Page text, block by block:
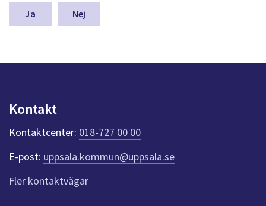
a
n
k
t
e
r
f
ö
r
Nej
Kontakt
Kontaktcenter: 018-727 00 00
E-post: uppsala.kommun@uppsala.se
Fler kontaktvägar